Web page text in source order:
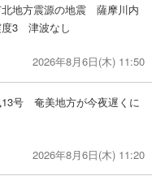
北地方震源の地震 薩摩川内
度3 津波なし
2026年8月6日(木) 11:50
13号 奄美地方が今夜遅くに
2026年8月6日(木) 11:20